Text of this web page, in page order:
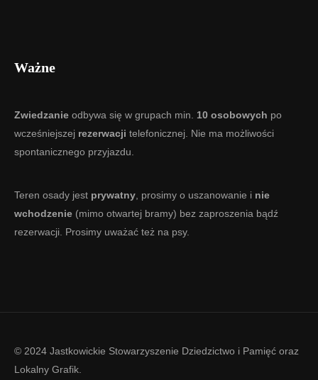
Ważne
Zwiedzanie odbywa się w grupach min. 10 osobowych po
wcześniejszej rezerwacji telefonicznej. Nie ma możliwości
spontanicznego przyjazdu.
Teren osady jest prywatny , prosimy o uszanowanie i nie
wchodzenie (mimo otwartej bramy) bez zaproszenia bądź
rezerwacji. Prosimy uważać też na psy.
© 2024 Jastkowickie Stowarzyszenie Dziedzictwo i Pamięć oraz
Lokalny Grafik